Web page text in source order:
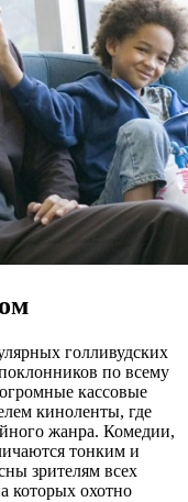
голливудских
по всему
кассовые
киноленты, где
жанра. Комедии,
тонким и
зрителям всех
которых охотно